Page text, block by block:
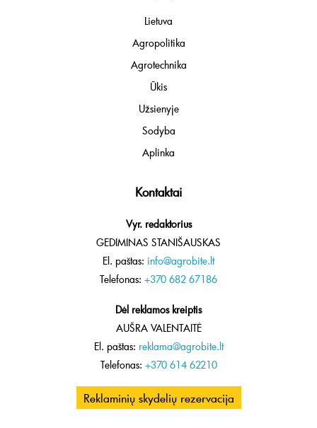
Lietuva
Agropolitika
Agrotechnika
Ūkis
Užsienyje
Sodyba
Aplinka
Kontaktai
Vyr. redaktorius
GEDIMINAS STANIŠAUSKAS
El. paštas: info@agrobite.lt
Telefonas: +370 682 67186
Dėl reklamos kreiptis
AUŠRA VALENTAITĖ
El. paštas: reklama@agrobite.lt
Telefonas: +370 614 62210
Reklaminių skydelių rezervacija